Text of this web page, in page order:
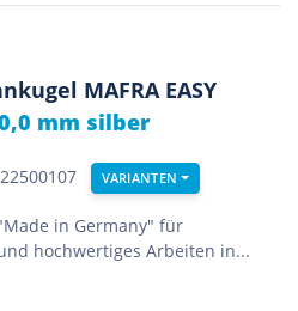
MAFRA EASY
mm silber
VARIANTEN
in Germany" für
hochwertiges Arbeiten in...